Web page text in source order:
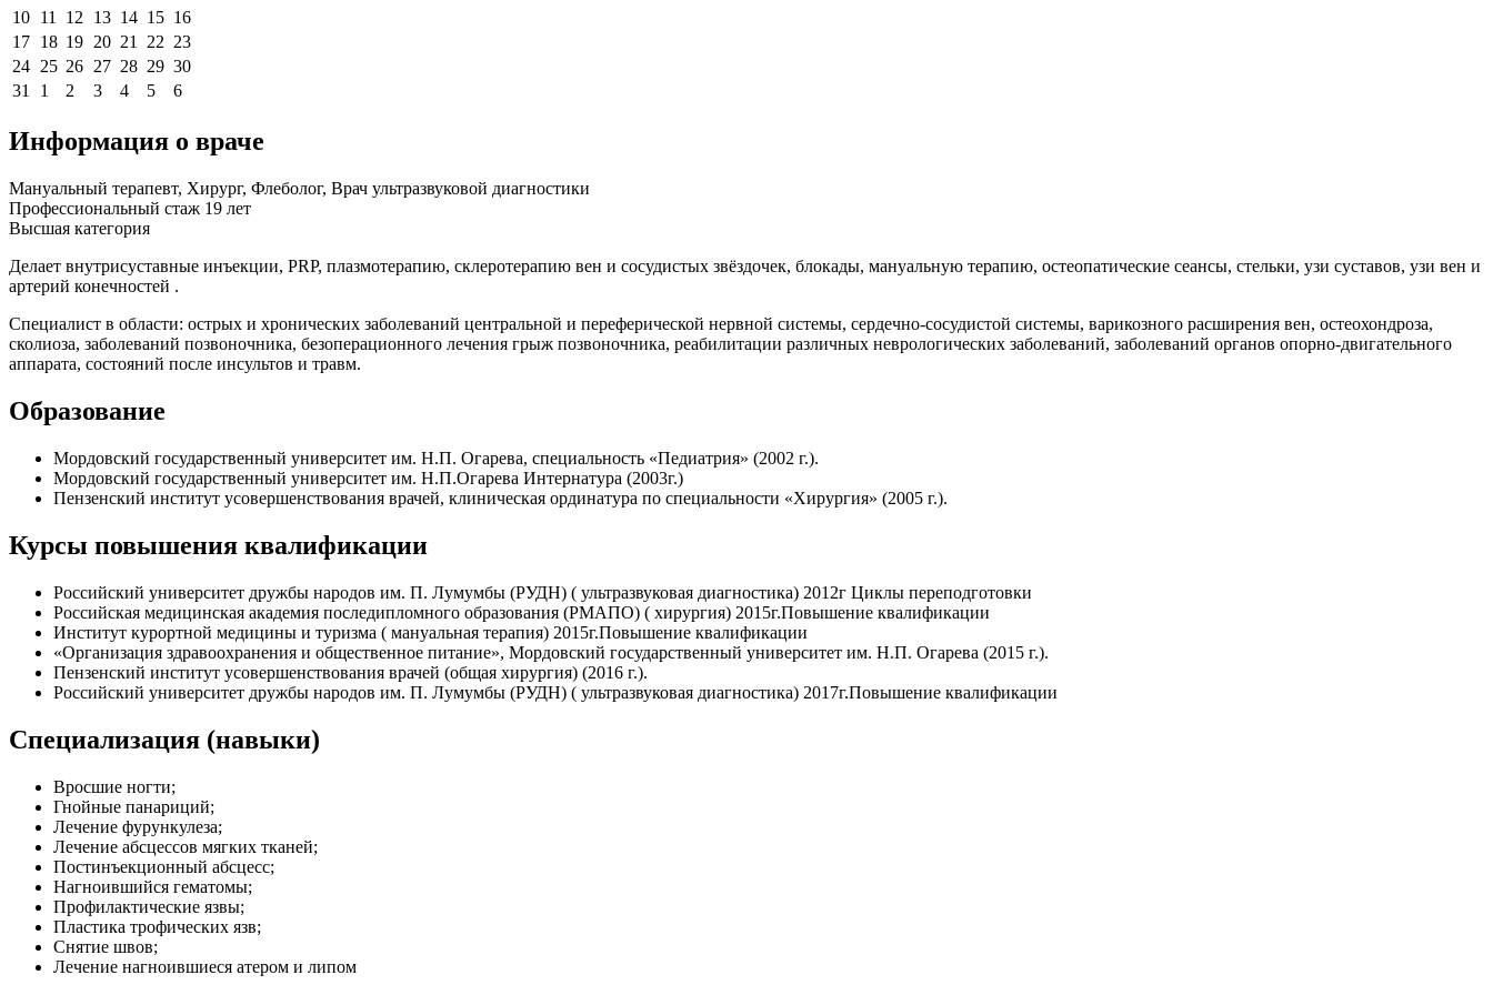
10 11 12 13 14 15 16
17 18 19 20 21 22 23
24 25 26 27 28 29 30
31
1 2 3 4 5 6
Информация о враче
Мануальный терапевт, Хирург, Флеболог, Врач ультразвуковой диагностики
Профессиональный стаж 19 лет
Высшая категория
Делает внутрисуставные инъекции, PRP, плазмотерапию, склеротерапию вен и сосудистых звёздочек, блокады, мануальную терапию, остеопатические сеансы, стельки, узи суставов, узи вен и
артерий конечностей .
Специалист в области: острых и хронических заболеваний центральной и переферической нервной системы, сердечно-сосудистой системы, варикозного расширения вен, остеохондроза,
сколиоза, заболеваний позвоночника, безоперационного лечения грыж позвоночника, реабилитации различных неврологических заболеваний, заболеваний органов опорно-двигательного
аппарата, состояний после инсультов и травм.
Образование
Мордовский государственный университет им. Н.П. Огарева, специальность «Педиатрия» (2002 г.).
Мордовский государственный университет им. Н.П.Огарева Интернатура (2003г.)
Пензенский институт усовершенствования врачей, клиническая ординатура по специальности «Хирургия» (2005 г.).
Курсы повышения квалификации
Российский университет дружбы народов им. П. Лумумбы (РУДН) ( ультразвуковая диагностика) 2012г Циклы переподготовки
Российская медицинская академия последипломного образования (РМАПО) ( хирургия) 2015г.Повышение квалификации
Институт курортной медицины и туризма ( мануальная терапия) 2015г.Повышение квалификации
«Организация здравоохранения и общественное питание», Мордовский государственный университет им. Н.П. Огарева (2015 г.).
Пензенский институт усовершенствования врачей (общая хирургия) (2016 г.).
Российский университет дружбы народов им. П. Лумумбы (РУДН) ( ультразвуковая диагностика) 2017г.Повышение квалификации
Специализация (навыки)
Вросшие ногти;
Гнойные панариций;
Лечение фурункулеза;
Лечение абсцессов мягких тканей;
Постинъекционный абсцесс;
Нагноившийся гематомы;
Профилактические язвы;
Пластика трофических язв;
Снятие швов;
Лечение нагноившиеся атером и липом